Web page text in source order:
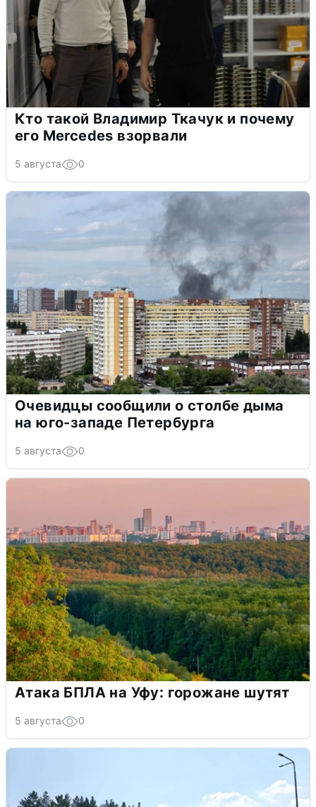
Кто такой Владимир Ткачук и почему
его Mercedes взорвали
5 августа 0
Очевидцы сообщили о столбе дыма
на юго-западе Петербурга
5 августа 0
Атака БПЛА на Уфу: горожане шутят
5 августа 0